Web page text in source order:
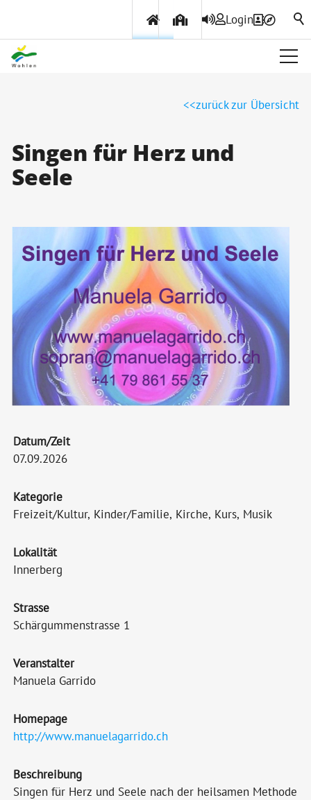
Login
Politik & Verwaltung
Themen & Services
zurück zur Übersicht
Singen für Herz und
Seele
Datum/Zeit
07.09.2026
Kategorie
Freizeit/Kultur, Kinder/Familie, Kirche, Kurs, Musik
Lokalität
Innerberg
Strasse
Schärgummenstrasse 1
Veranstalter
Manuela Garrido
Homepage
http://www.manuelagarrido.ch
Beschreibung
Singen für Herz und Seele nach der heilsamen Methode